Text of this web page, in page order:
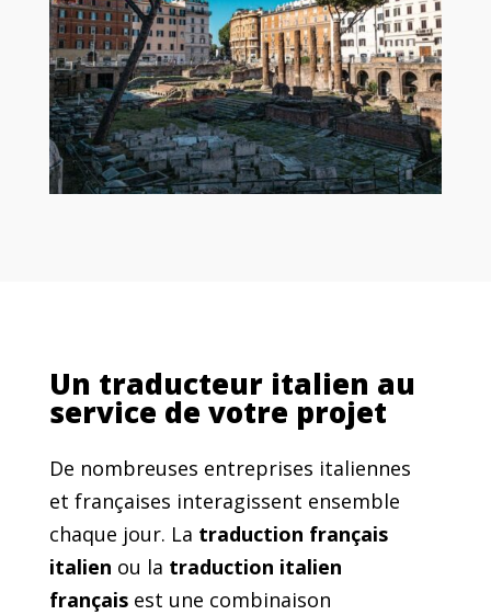
Un traducteur italien au
service de votre projet
De nombreuses entreprises italiennes
et françaises interagissent ensemble
chaque jour. La traduction français
italien ou la traduction italien
françaisest une combinaison